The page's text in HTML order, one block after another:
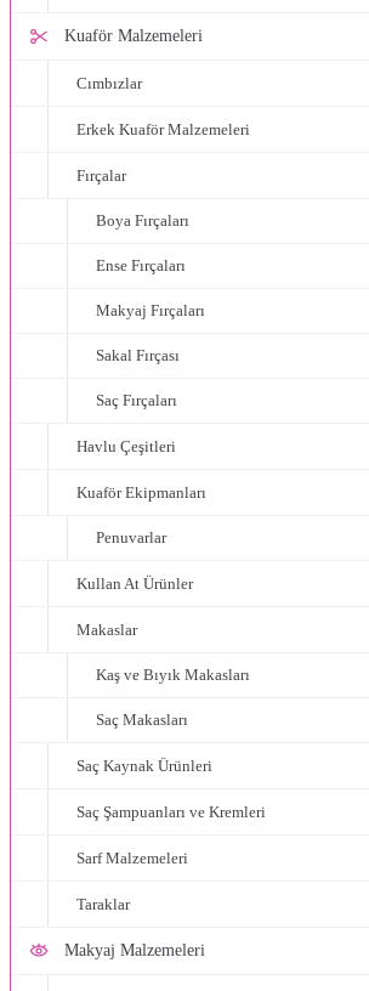
Kuaför Malzemeleri
Cımbızlar
Erkek Kuaför Malzemeleri
Fırçalar
Boya Fırçaları
Ense Fırçaları
Makyaj Fırçaları
Sakal Fırçası
Saç Fırçaları
Havlu Çeşitleri
Kuaför Ekipmanları
Penuvarlar
Kullan At Ürünler
Makaslar
Kaş ve Bıyık Makasları
Saç Makasları
Saç Kaynak Ürünleri
Saç Şampuanları ve Kremleri
Sarf Malzemeleri
Taraklar
Makyaj Malzemeleri